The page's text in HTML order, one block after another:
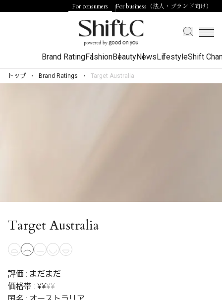
For consumers For business（法人・ブランド向け）
Brand RatingFashionBeautyNewsLifestyleShift
トップ Brand Ratings Target Australia
Target Australia
評価 : まだまだ
価格帯 : ¥¥¥¥